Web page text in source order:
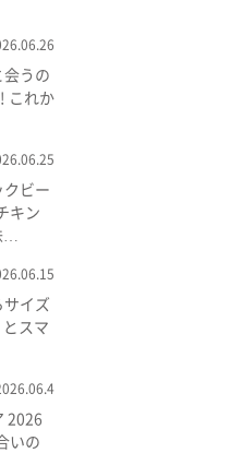
うの
これか
ビー
キン
…
イズ
スマ
2026
いの